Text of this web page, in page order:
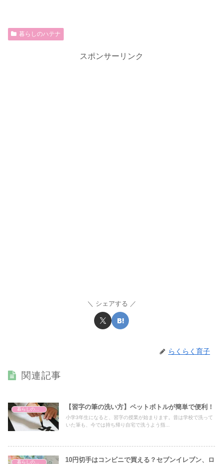
暮らしのハテナ
スポンサーリンク
シェアする
らくらく育子
関連記事
暮らしのハテナ 【習字の筆の洗い方】ペットボトルが簡単で便利！
小学3年生になると、習字の授業が始まります。昔は学校で洗って
いた筆も、今では持ち帰り自宅で洗うよう指...
10円切手はコンビニで買える？セブンイレブン、ロ